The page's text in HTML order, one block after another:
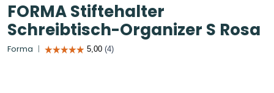
FORMA Stiftehalter
Schreibtisch-Organizer S Rosa
Forma